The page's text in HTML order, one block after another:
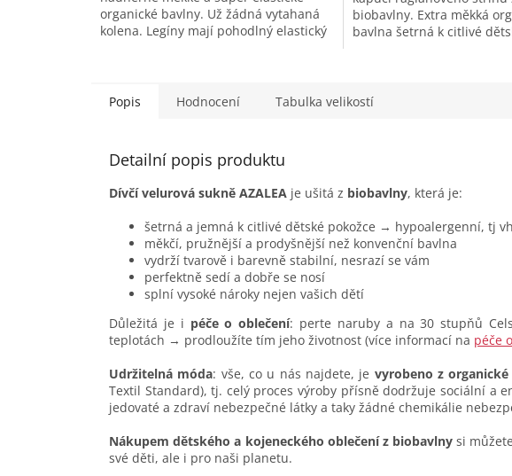
organické bavlny. Už žádná vytahaná
kolena. Legíny mají pohodlný elastický
biobavlny. Extra měkká
bavlna šetrná k citlivé
Popis Hodnocení Tabulka velikostí
Detailní popis produktu
Dívčí velurová sukně AZALEA je ušitá z biobavlny, která je:
šetrná a jemná k citlivé dětské pokožce → hypoalergenní, tj
měkčí, pružnější a prodyšnější než konvenční bavlna
vydrží tvarově i barevně stabilní, nesrazí se vám
perfektně sedí a dobře se nosí
splní vysoké nároky nejen vašich dětí
Důležitá je i péče o oblečení: perte naruby a na 30 stupňů
teplotách → prodloužíte tím jeho životnost (více informací na péče
Udržitelná móda: vše, co u nás najdete, je vyrobeno z
Textil Standard), tj. celý proces výroby přísně dodržuje sociální a
jedovaté a zdraví nebezpečné látky a taky žádné chemikálie
Nákupem dětského a kojeneckého oblečení z biobavlny si
své děti, ale i pro naši planetu.